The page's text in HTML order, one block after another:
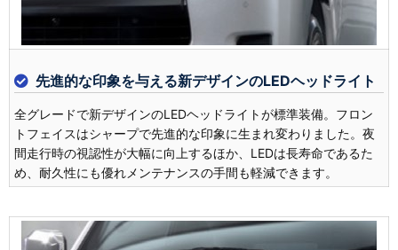
先進的な印象を与える新デザインのLEDヘッドライト
全グレードで新デザインのLEDヘッドライトが標準装備。フロン
トフェイスはシャープで先進的な印象に生まれ変わりました。夜
間走行時の視認性が大幅に向上するほか、LEDは長寿命であるた
め、耐久性にも優れメンテナンスの手間も軽減できます。